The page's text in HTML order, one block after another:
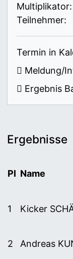
Multiplikator:
Teilnehmer:
Termin in
Meldung/
Ergebnis
Ergebnisse
Pl Name
1 Kicker
2
Andreas